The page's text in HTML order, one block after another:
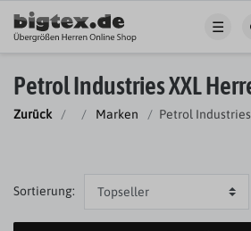
☰
Petrol Industries XXL
Zurück Marken Petrol Industries
Sortierung: